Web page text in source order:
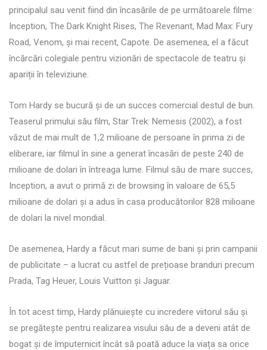
principalul sau venit fiind din încasările de pe următoarele filme:
Inception, The Dark Knight Rises, The Revenant, Mad Max: Fury
Road, Venom, și mai recent, Capote. De asemenea, el a făcut
încărcări colegiale pentru vizionări de spectacole de teatru și
apariții în televiziune.
Tom Hardy se bucură și de un succes comercial destul de bun.
Teaserul primului său film, Star Trek: Nemesis (2002), a fost
văzut de mai mult de 1,2 milioane de persoane în prima zi de
eliberare, iar filmul în sine a generat încasări de peste 240 de
milioane de dolari în întreaga lume. Filmul său de mare succes,
Inception, a avut o primă zi de browsing în valoare de 65,5
milioane de dolari și a adus în casa producătorilor 828 milioane
de dolari la nivel mondial.
De asemenea, Hardy a făcut mari sume de bani și prin campanii
de publicitate – a lucrat cu astfel de prețioase branduri precum
Prada, Tag Heuer, Louis Vuitton și Jaguar.
În tot acest timp, Hardy plănuiește cu incredere viitorul său și
se pregătește pentru realizarea visului său de a deveni atât de
bogat și de împuternicit încât să poată aduce la viața sa orice